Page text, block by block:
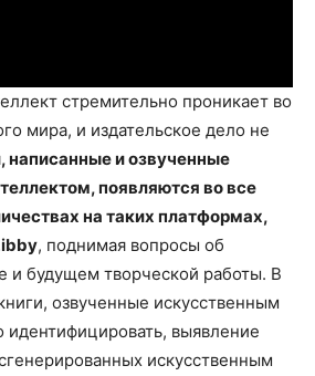
стремительно проникает во
мира, и издательское дело не
написанные и озвученные
появляются во все
на таких платформах,
, поднимая вопросы об
и будущем творческой работы. В
озвученные искусственным
идентифицировать, выявление
искусственным